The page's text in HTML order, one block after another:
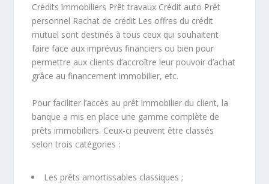
Crédits immobiliers Prêt travaux Crédit auto Prêt
personnel Rachat de crédit Les offres du crédit
mutuel sont destinés à tous ceux qui souhaitent
faire face aux imprévus financiers ou bien pour
permettre aux clients d’accroître leur pouvoir d’achat
grâce au financement immobilier, etc.
Pour faciliter l’accès au prêt immobilier du client, la
banque a mis en place une gamme complète de
prêts immobiliers. Ceux-ci peuvent être classés
selon trois catégories :
Les prêts amortissables classiques ;